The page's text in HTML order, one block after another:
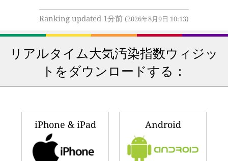
Ranking updated 1分前 (2026年8月9日 10:13)
リアルタイム大気汚染指数ウィジッ
トをダウンロードする：
iPhone & iPad Android